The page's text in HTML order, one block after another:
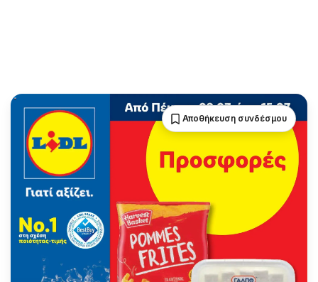
Αποθήκευση συνδέσμου